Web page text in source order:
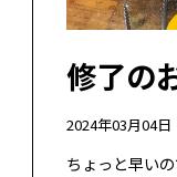
修了の
2024年03月04日
ちょっと早い